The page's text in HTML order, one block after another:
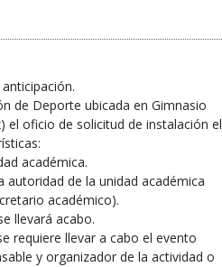
de Deporte ubicada en Gimnasio
oficio de solicitud de instalación el
académica.
de la unidad académica
académico).
llevará acabo.
requiere llevar a cabo el evento
y organizador de la actividad o